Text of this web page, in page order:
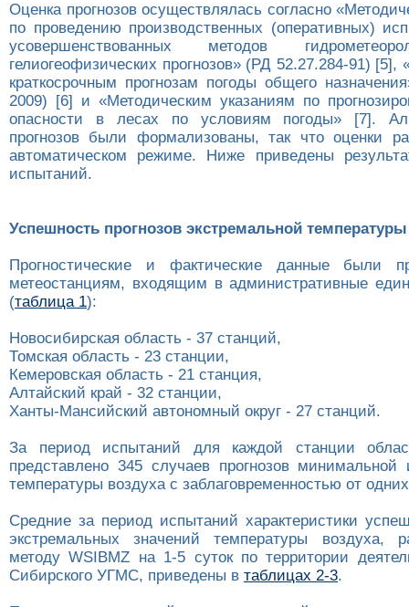
Оценка прогнозов осуществлялась согласно
по проведению производственных (оперативных)
усовершенствованных методов
гелиогеофизических прогнозов» (РД 52.27.284-91) [5],
краткосрочным прогнозам погоды общего
2009) [6] и «Методическим указаниям по
опасности в лесах по условиям погоды» [7].
прогнозов были формализованы, так что оценки
автоматическом режиме. Ниже приведены
испытаний.
Успешность прогнозов экстремальной
Прогностические и фактические данные были
метеостанциям, входящим в административные
(таблица 1):
Новосибирская область - 37 станций,
Томская область - 23 станции,
Кемеровская область - 21 станция,
Алтайский край - 32 станции,
Ханты-Мансийский автономный округ - 27 станций.
За период испытаний для каждой станции
представлено 345 случаев прогнозов
температуры воздуха с заблаговременностью от
Средние за период испытаний характеристики
экстремальных значений температуры воздуха,
методу WSIBMZ на 1-5 суток по территории
Сибирского УГМС, приведены в таблицах 2-3.